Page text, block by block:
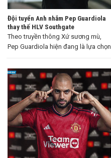
Đội tuyển Anh nhắm Pep Guardiola
thay thế HLV Southgate
Theo truyền thông Xứ sương mù,
Pep Guardiola hiện đang là lựa chọn